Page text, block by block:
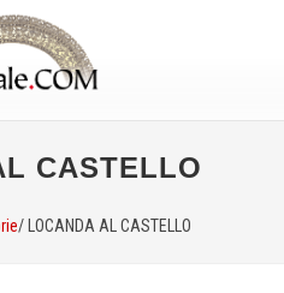
CASTELLO
/ LOCANDA AL CASTELLO